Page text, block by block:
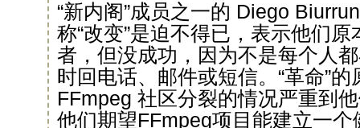
“新内阁”成员之一的 Diego
称“改变”是迫不得已，表示他们
者，但没成功，因为不是每个人
时回电话、邮件或短信。“革命”
FFmpeg 社区分裂的情况严重到
他们期望FFmpeg项目能建立一